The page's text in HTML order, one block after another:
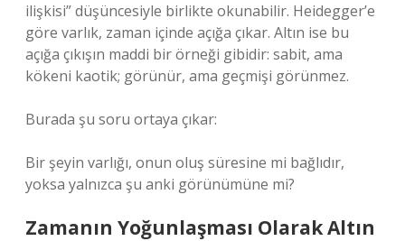
ilişkisi” düşüncesiyle birlikte okunabilir. Heidegger’e
göre varlık, zaman içinde açığa çıkar. Altın ise bu
açığa çıkışın maddi bir örneği gibidir: sabit, ama
kökeni kaotik; görünür, ama geçmişi görünmez.
Burada şu soru ortaya çıkar:
Bir şeyin varlığı, onun oluş süresine mi bağlıdır,
yoksa yalnızca şu anki görünümüne mi?
Zamanın Yoğunlaşması Olarak Altın